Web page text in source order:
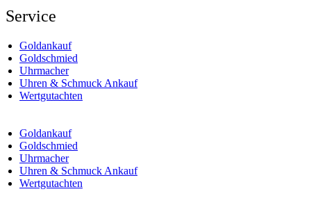
Service
Goldankauf
Goldschmied
Uhrmacher
Uhren & Schmuck Ankauf
Wertgutachten
Goldankauf
Goldschmied
Uhrmacher
Uhren & Schmuck Ankauf
Wertgutachten